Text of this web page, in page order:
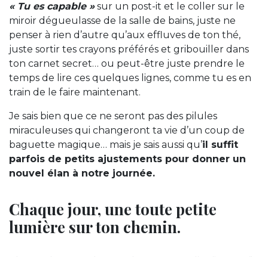
« Tu es capable »sur un post-it et le coller sur le
miroir dégueulasse de la salle de bains, juste ne
penser à rien d’autre qu’aux effluves de ton thé,
juste sortir tes crayons préférés et gribouiller dans
ton carnet secret… ou peut-être juste prendre le
temps de lire ces quelques lignes, comme tu es en
train de le faire maintenant.
Je sais bien que ce ne seront pas des pilules
miraculeuses qui changeront ta vie d’un coup de
baguette magique… mais je sais aussi qu’il suffit
parfois de petits ajustements pour donner un
nouvel élan à notre journée.
Chaque jour, une toute petite
lumière sur ton chemin.